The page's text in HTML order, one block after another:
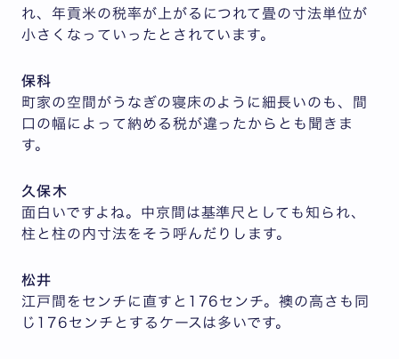
れ、年貢米の税率が上がるにつれて畳の寸法単位が
小さくなっていったとされています。
保科
町家の空間がうなぎの寝床のように細長いのも、間
口の幅によって納める税が違ったからとも聞きま
す。
久保木
面白いですよね。中京間は基準尺としても知られ、
柱と柱の内寸法をそう呼んだりします。
松井
江戸間をセンチに直すと176センチ。襖の高さも同
じ176センチとするケースは多いです。